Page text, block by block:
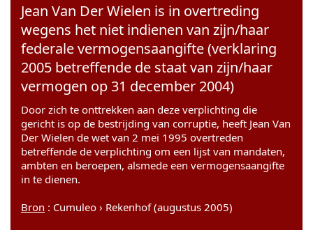
Jean Van Der Wielen is in overtreding
wegens het niet indienen van zijn/haar
federale vermogensaangifte (verklaring
2005 betreffende de staat van zijn/haar
vermogen op 31 december 2004)
Door zich te onttrekken aan deze verplichting die
gericht is op de bestrijding van corruptie, heeft Jean Van
Der Wielen de wet van 2 mei 1995 overtreden
betreffende de verplichting om een lijst van mandaten,
ambten en beroepen, alsmede een vermogensaangifte
in te dienen.
Bron : Cumuleo › Rekenhof (augustus 2005)